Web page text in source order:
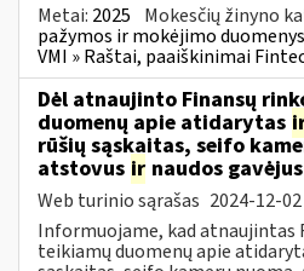
Metai: 2025 Mokesčių žinyno
pažymos ir mokėjimo
VMI » Raštai, paaiškinimai
Dėl atnaujinto Finansų
duomenų apie atidarytas
rūšių sąskaitas, seifo
atstovus ir naudos
Web turinio sąrašas 2024-12-02
Informuojame, kad atnaujintas
teikiamų duomenų apie